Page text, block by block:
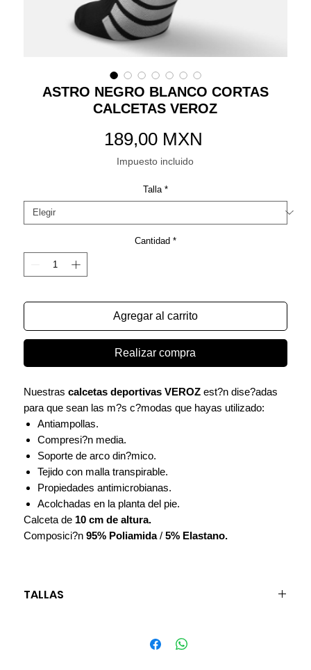
ASTRO NEGRO BLANCO CORTAS
CALCETAS VEROZ
189,00 MXN
Impuesto incluido
Talla *
Cantidad *
Agregar al carrito
Realizar compra
Nuestras calcetas deportivas VEROZest?n dise?adas
para que sean las m?s c?modas que hayas utilizado:
Antiampollas.
Compresi?n media.
Soporte de arco din?mico.
Tejido con malla transpirable.
Propiedades antimicrobianas.
Acolchadas en la planta del pie.
Calceta de 10 cm de altura.
Composici?n 95% Poliamida/ 5% Elastano.
TALLAS